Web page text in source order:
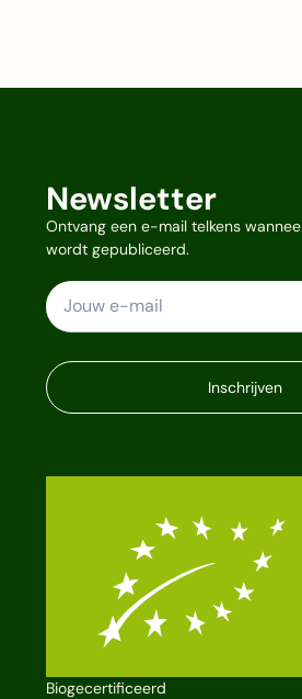
Newsletter
Ontvang een e-mail telkens
wordt gepubliceerd.
Inschrijven
Biogecertificeerd